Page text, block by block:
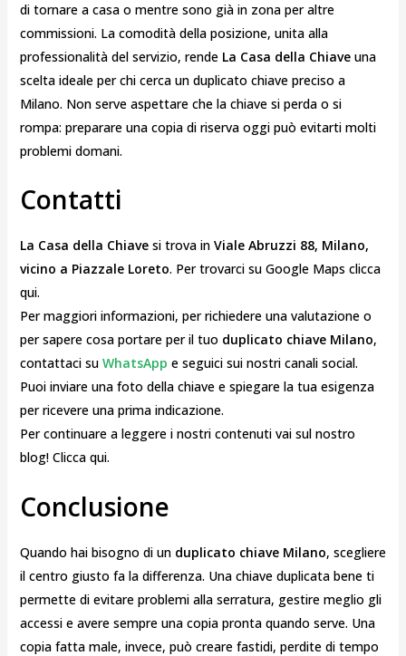
di tornare a casa o mentre sono già in zona per altre
commissioni. La comodità della posizione, unita alla
professionalità del servizio, rende La Casa della Chiaveuna
scelta ideale per chi cerca un duplicato chiave preciso a
Milano. Non serve aspettare che la chiave si perda o si
rompa: preparare una copia di riserva oggi può evitarti molti
problemi domani.
Contatti
La Casa della Chiavesi trova in Viale Abruzzi 88, Milano,
vicino a Piazzale Loreto. Per trovarci su Google Maps clicca
qui.
Per maggiori informazioni, per richiedere una valutazione o
per sapere cosa portare per il tuo duplicato chiave Milano,
contattaci su WhatsApp e seguici sui nostri canali social.
Puoi inviare una foto della chiave e spiegare la tua esigenza
per ricevere una prima indicazione.
Per continuare a leggere i nostri contenuti vai sul nostro
blog! Clicca qui.
Conclusione
Quando hai bisogno di un duplicato chiave Milano, scegliere
il centro giusto fa la differenza. Una chiave duplicata bene ti
permette di evitare problemi alla serratura, gestire meglio gli
accessi e avere sempre una copia pronta quando serve. Una
copia fatta male, invece, può creare fastidi, perdite di tempo